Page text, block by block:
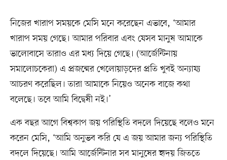
নিজের খারাপ সময়কে মেসি মনে করেছেন এভাবে, ‘আমার
খারাপ সময় গেছে। আমার পরিবার এবং যেসব মানুষ আমাকে
ভালোবাসে তারাও এর মধ্য দিয়ে গেছে। (আর্জেন্টিনায়
সমালোচকেরা) এ প্রজন্মের খেলোয়াড়দের প্রতি খুবই অন্যায্য
আচরণ করেছিল। তারা আমাকে নিয়েও অনেক বাজে কথা
বলেছে। তবে আমি বিদ্বেষী নই।’
এক বছর আগে বিশ্বকাপ জয় পরিস্থিতি বদলে দিয়েছে বলেও মনে
করেন মেসি, ‘আমি অনুভব করি যে এ জয় আমার জন্য পরিস্থিতি
বদলে দিয়েছে। আমি আর্জেন্টিনার সব মানুষের হৃদয় জিততে